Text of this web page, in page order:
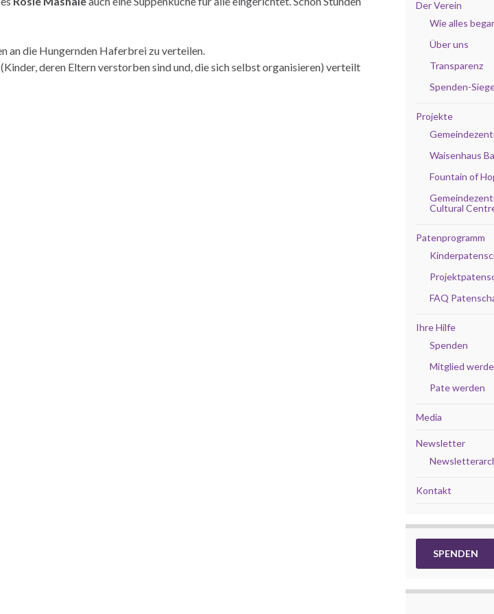
an die Hungernden Haferbrei zu verteilen.
deren Eltern verstorben sind und, die sich selbst organisieren) verteilt
Der Verein
Wie alles
Über uns
Transparenz
Spenden-
Projekte
Waisenhaus
Fountain of
Cultural
Patenprogramm
FAQ
Ihre Hilfe
Spenden
Mitglied
Pate werden
Media
Newsletter
Kontakt
SPENDEN